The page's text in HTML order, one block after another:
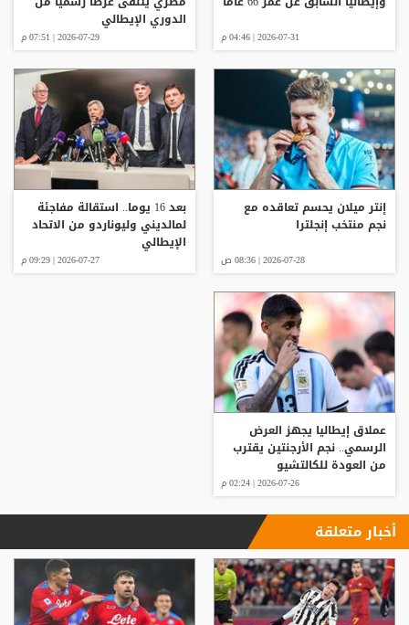
2026-07-31 | 04:46 م
الدوري الإيطالي
2026-07-29 | 07:51 م
إنتر ميلان يحسم تعاقده مع
نجم منتخب إنجلترا
2026-07-28 | 08:36 ص
بعد 16 يوما.. استقالة مفاجئة
لمالديني وليوناردو من الاتحاد
الإيطالي
2026-07-27 | 09:29 م
عملاق إيطاليا يجهز العرض
الرسمي.. نجم الأرجنتين يقترب
من العودة للكالتشيو
2026-07-26 | 02:24 م
أخبار متعلقة